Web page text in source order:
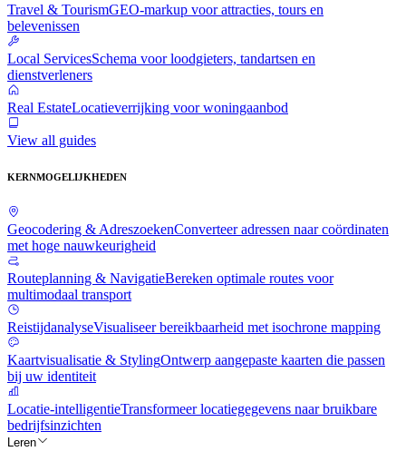
Travel & TourismGEO-markup voor attracties, tours en
belevenissen
Local ServicesSchema voor loodgieters, tandartsen en
dienstverleners
Real EstateLocatieverrijking voor woningaanbod
View all guides
KERNMOGELIJKHEDEN
Geocodering & AdreszoekenConverteer adressen naar coördinaten
met hoge nauwkeurigheid
Routeplanning & NavigatieBereken optimale routes voor
multimodaal transport
ReistijdanalyseVisualiseer bereikbaarheid met isochrone mapping
Kaartvisualisatie & StylingOntwerp aangepaste kaarten die passen
bij uw identiteit
Locatie-intelligentieTransformeer locatiegegevens naar bruikbare
bedrijfsinzichten
Leren